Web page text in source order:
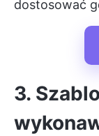
dostosować
3.